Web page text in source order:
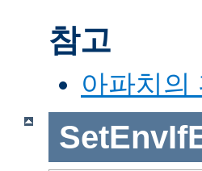
참고
아파치의